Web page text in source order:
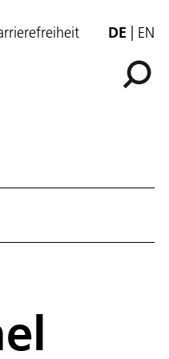
DE EN